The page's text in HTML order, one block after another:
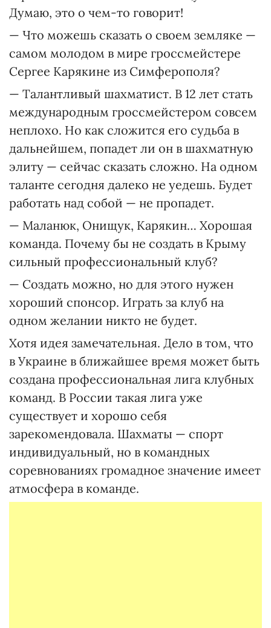
Думаю, это о чем-то говорит!
— Что можешь сказать о своем земляке —
самом молодом в мире гроссмейстере
Сергее Карякине из Симферополя?
— Талантливый шахматист. В 12 лет стать
международным гроссмейстером совсем
неплохо. Но как сложится его судьба в
дальнейшем, попадет ли он в шахматную
элиту — сейчас сказать сложно. На одном
таланте сегодня далеко не уедешь. Будет
работать над собой — не пропадет.
— Маланюк, Онищук, Карякин… Хорошая
команда. Почему бы не создать в Крыму
сильный профессиональный клуб?
— Создать можно, но для этого нужен
хороший спонсор. Играть за клуб на
одном желании никто не будет.
Хотя идея замечательная. Дело в том, что
в Украине в ближайшее время может быть
создана профессиональная лига клубных
команд. В России такая лига уже
существует и хорошо себя
зарекомендовала. Шахматы — спорт
индивидуальный, но в командных
соревнованиях громадное значение имеет
атмосфера в команде.